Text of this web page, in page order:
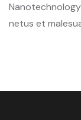
netus et